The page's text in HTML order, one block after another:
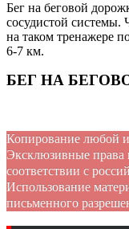
Бег на беговой
сосудистой системы.
на таком тренажере
6-7 км.
БЕГ НА
Копирование любой
Эксклюзивные права
соответствии с
Использование
письменного